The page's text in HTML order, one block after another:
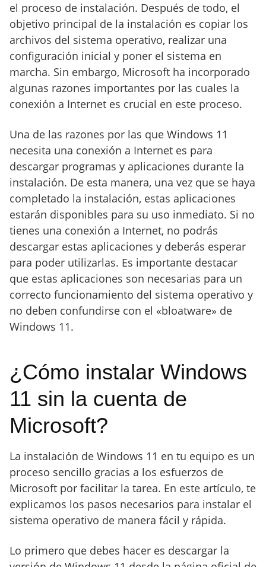
el proceso de instalación. Después de todo, el
objetivo principal de la instalación es copiar los
archivos del sistema operativo, realizar una
configuración inicial y poner el sistema en
marcha. Sin embargo, Microsoft ha incorporado
algunas razones importantes por las cuales la
conexión a Internet es crucial en este proceso.
Una de las razones por las que Windows 11
necesita una conexión a Internet es para
descargar programas y aplicaciones durante la
instalación. De esta manera, una vez que se haya
completado la instalación, estas aplicaciones
estarán disponibles para su uso inmediato. Si no
tienes una conexión a Internet, no podrás
descargar estas aplicaciones y deberás esperar
para poder utilizarlas. Es importante destacar
que estas aplicaciones son necesarias para un
correcto funcionamiento del sistema operativo y
no deben confundirse con el «bloatware» de
Windows 11.
¿Cómo instalar Windows
11 sin la cuenta de
Microsoft?
La instalación de Windows 11 en tu equipo es un
proceso sencillo gracias a los esfuerzos de
Microsoft por facilitar la tarea. En este artículo, te
explicamos los pasos necesarios para instalar el
sistema operativo de manera fácil y rápida.
Lo primero que debes hacer es descargar la